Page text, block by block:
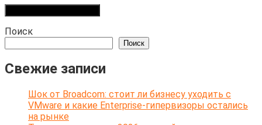
Поиск
Поиск
Свежие записи
Шок от Broadcom: стоит ли бизнесу уходить с
VMware и какие Enterprise-гипервизоры остались
на рынке